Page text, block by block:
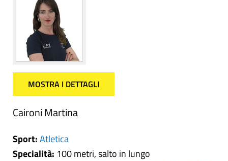
MOSTRA I DETTAGLI
Caironi Martina
Sport:Atletica
Specialità: 100 metri, salto in lungo